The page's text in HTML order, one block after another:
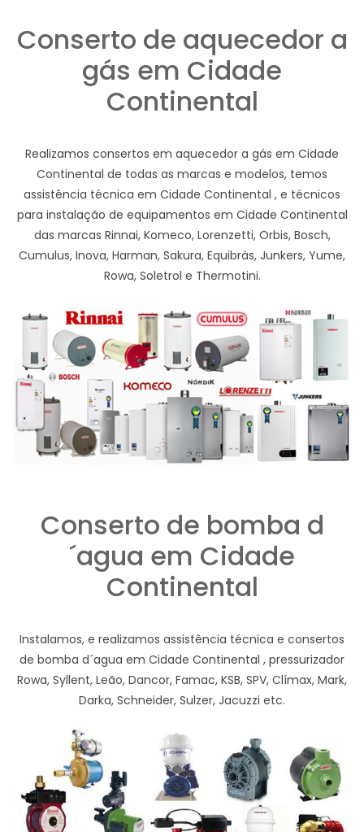
Conserto de aquecedor a
gás em Cidade
Continental
Realizamos consertos em aquecedor a gás em Cidade
Continental de todas as marcas e modelos, temos
assistência técnica em Cidade Continental , e técnicos
para instalação de equipamentos em Cidade Continental
das marcas Rinnai, Komeco, Lorenzetti, Orbis, Bosch,
Cumulus, Inova, Harman, Sakura, Equibrás, Junkers, Yume,
Rowa, Soletrol e Thermotini.
Conserto de bomba d
´agua em Cidade
Continental
Instalamos, e realizamos assistência técnica e consertos
de bomba d´agua em Cidade Continental , pressurizador
Rowa, Syllent, Leão, Dancor, Famac, KSB, SPV, Clímax, Mark,
Darka, Schneider, Sulzer, Jacuzzi etc.